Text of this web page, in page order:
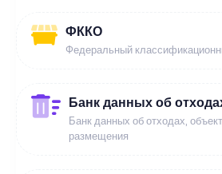
ФККО
Федеральный
Банк данных об
Банк данных об отходах,
размещения